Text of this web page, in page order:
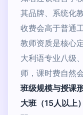
其品牌、系统化
收费会高于普通工
教师资质是核心
大利语专业八级
师，课时费自然
班级规模与授课
大班（15人以上）